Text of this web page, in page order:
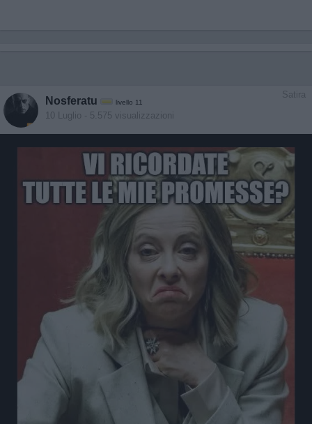
Satira
Nosferatu livello 11
10 Luglio - 5.575 visualizzazioni